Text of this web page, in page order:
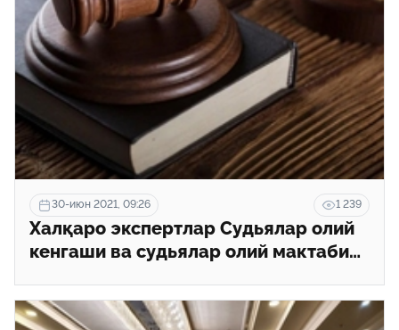
30-июн 2021, 09:26 1 239
Халқаро экспертлар Судьялар олий
кенгаши ва судьялар олий мактаби